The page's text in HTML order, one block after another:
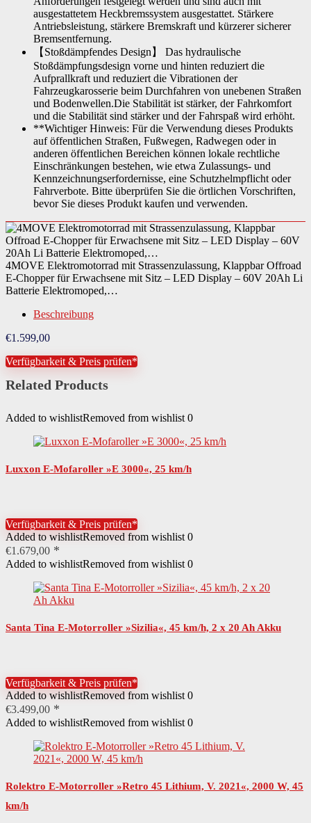
ausgestattetem Heckbremssystem ausgestattet. Stärkere
Antriebsleistung, stärkere Bremskraft und kürzerer sicherer
Bremsentfernung.
【Stoßdämpfendes Design】 Das hydraulische
Stoßdämpfungsdesign vorne und hinten reduziert die
Aufprallkraft und reduziert die Vibrationen der
Fahrzeugkarosserie beim Durchfahren von unebenen Straßen
und Bodenwellen.Die Stabilität ist stärker, der Fahrkomfort
und die Stabilität sind stärker und der Fahrspaß wird erhöht.
**Wichtiger Hinweis: Für die Verwendung dieses Produkts
auf öffentlichen Straßen, Fußwegen, Radwegen oder in
anderen öffentlichen Bereichen können lokale rechtliche
Einschränkungen bestehen, wie etwa Zulassungs- und
Kennzeichnungserfordernisse, eine Schutzhelmpflicht oder
Fahrverbote. Bitte überprüfen Sie die örtlichen Vorschriften,
bevor Sie dieses Produkt kaufen und verwenden.
4MOVE Elektromotorrad mit Strassenzulassung, Klappbar Offroad
E-Chopper für Erwachsene mit Sitz – LED Display – 60V 20Ah Li
Batterie Elektromoped,…
Beschreibung
€1.599,00
Verfügbarkeit & Preis prüfen*
Related Products
Added to wishlistRemoved from wishlist 0
Luxxon E-Mofaroller »E 3000«, 25 km/h
Verfügbarkeit & Preis prüfen*
Added to wishlistRemoved from wishlist 0
€1.679,00
Added to wishlistRemoved from wishlist 0
Santa Tina E-Motorroller »Sizilia«, 45 km/h, 2 x 20 Ah Akku
Verfügbarkeit & Preis prüfen*
Added to wishlistRemoved from wishlist 0
€3.499,00
Added to wishlistRemoved from wishlist 0
Rolektro E-Motorroller »Retro 45 Lithium, V. 2021«, 2000 W, 45
km/h